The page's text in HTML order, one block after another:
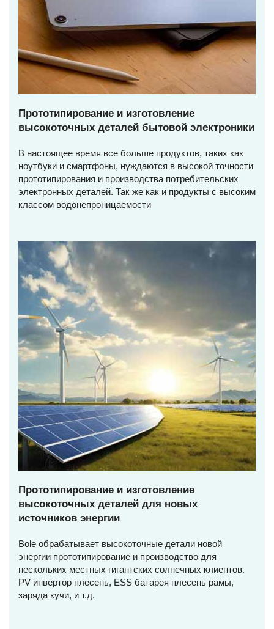
Прототипирование и изготовление
высокоточных деталей бытовой электроники
В настоящее время все больше продуктов, таких как
ноутбуки и смартфоны, нуждаются в высокой точности
прототипирования и производства потребительских
электронных деталей. Так же как и продукты с высоким
классом водонепроницаемости
Прототипирование и изготовление
высокоточных деталей для новых
источников энергии
Bole обрабатывает высокоточные детали новой
энергии прототипирование и производство для
нескольких местных гигантских солнечных клиентов.
PV инвертор плесень, ESS батарея плесень рамы,
заряда кучи, и т.д.